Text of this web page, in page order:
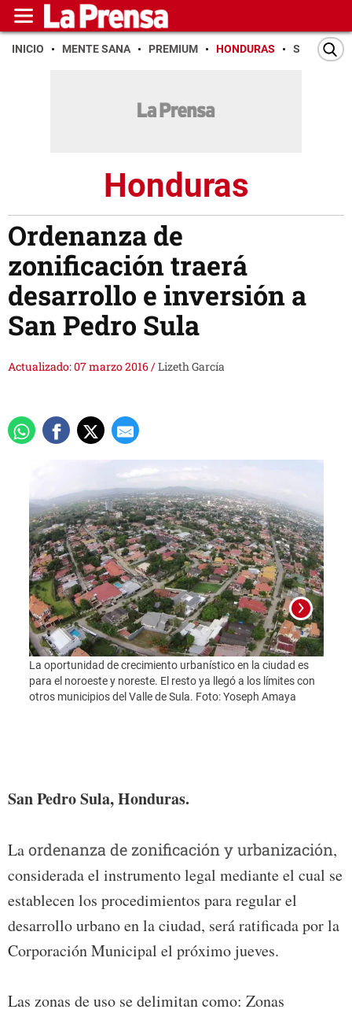
INICIO MENTE SANA PREMIUM HONDURAS SAN PEDRO
Honduras
Ordenanza de
zonificación traerá
desarrollo e inversión a
San Pedro Sula
Actualizado: 07 marzo 2016/Lizeth García
La oportunidad de crecimiento urbanístico en la ciudad es
para el noroeste y noreste. El resto ya llegó a los límites con
otros municipios del Valle de Sula. Foto: Yoseph Amaya
San Pedro Sula, Honduras.
Laordenanza de zonificación y urbanización,
considerada el instrumento legal mediante el cual se
establecen los procedimientos para regular el
desarrollo urbano en la ciudad, será ratificada por la
Corporación Municipal el próximo jueves.
Las zonas de uso se delimitan como: Zonas